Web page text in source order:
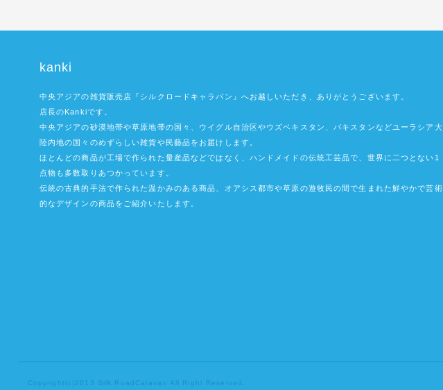
kanki
中央アジアの雑貨販売店『シルクロードキャラバン』へお越しいただき、ありがとうございます。
店長のKankiです。
中央アジアの砂漠地帯や草原地帯の国々、ウイグル自治区やウズベキスタン、パキスタンなどユーラシア大
陸内地の国々のめずらしい雑貨や民藝品をお届けします。
ほとんどの商品が工場で作られた量産品などではなく、ハンドメイドの伝統工芸品で、世界に二つとない1
点物も多数取りあつかっています。
伝統の古典的手法で作られた温かみのある商品、オアシス都市や草原の遊牧民の間で生まれた鮮やかで芸術
的なデザインの商品をご紹介いたします。
Copyright(c)2013 Silk RoadCaravan All Right Reserved.